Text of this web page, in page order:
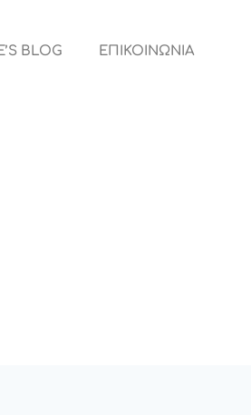
BLOG ΕΠΙΚΟΙΝΩΝΙΑ